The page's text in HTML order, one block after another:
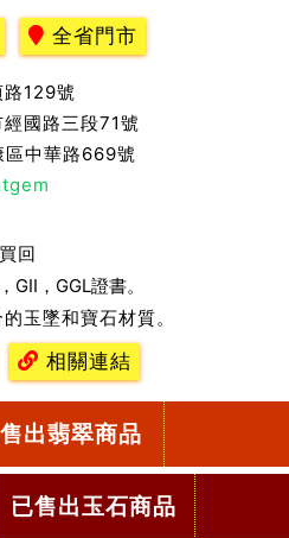
全省門市
129號
國路三段71號
中華路669號
回
，GGL證書。
玉墜和寶石材質。
相關連結
出翡翠商品
已售出玉石商品